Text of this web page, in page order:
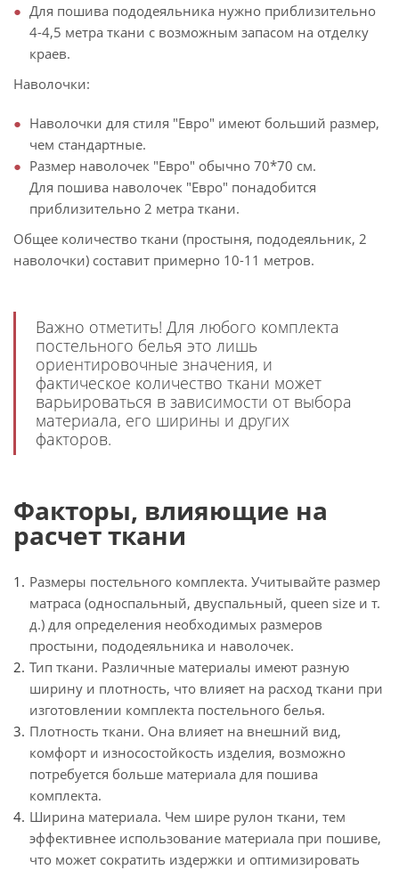
Для пошива пододеяльника нужно приблизительно
4-4,5 метра ткани с возможным запасом на отделку
краев.
Наволочки:
Наволочки для стиля "Евро" имеют больший размер,
чем стандартные.
Размер наволочек "Евро" обычно 70*70 см.
Для пошива наволочек "Евро" понадобится
приблизительно 2 метра ткани.
Общее количество ткани (простыня, пододеяльник, 2
наволочки) составит примерно 10-11 метров.
Важно отметить! Для любого комплекта
постельного белья это лишь
ориентировочные значения, и
фактическое количество ткани может
варьироваться в зависимости от выбора
материала, его ширины и других
факторов.
Факторы, влияющие на
расчет ткани
Размеры постельного комплекта. Учитывайте размер
матраса (односпальный, двуспальный, queen size и т.
д.) для определения необходимых размеров
простыни, пододеяльника и наволочек.
Тип ткани. Различные материалы имеют разную
ширину и плотность, что влияет на расход ткани при
изготовлении комплекта постельного белья.
Плотность ткани. Она влияет на внешний вид,
комфорт и износостойкость изделия, возможно
потребуется больше материала для пошива
комплекта.
Ширина материала. Чем шире рулон ткани, тем
эффективнее использование материала при пошиве,
что может сократить издержки и оптимизировать